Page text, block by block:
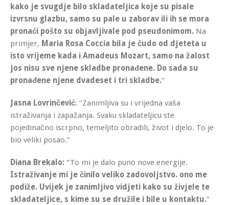
kako je svugdje bilo skladateljica koje su pisale
izvrsnu glazbu, samo su pale u zaborav ili ih se mora
pronaći pošto su objavljivale pod pseudonimom. Na
primjer, Maria Rosa Coccia bila je čudo od djeteta u
isto vrijeme kada i Amadeus Mozart, samo na žalost
jos nisu sve njene skladbe pronađene. Do sada su
pronađene njene dvadeset i tri skladbe.”
Jasna Lovrinčević: “Zanimljiva su i vrijedna vaša
istraživanja i zapažanja. Svaku skladateljicu ste
pojedinačno iscrpno, temeljito obradili, život i djelo. To je
bio veliki posao.”
Diana Brekalo: “To mi je dalo puno nove energije.
Istraživanje mi je činilo veliko zadovoljstvo. ono me
podiže. Uvijek je zanimljivo vidjeti kako su živjele te
skladateljice, s kime su se družile i bile u kontaktu.”